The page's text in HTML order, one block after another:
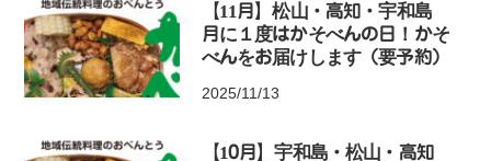
【11月】松山・高知・宇和島
月に１度はかそべんの日！かそ
べんをお届けします（要予約）
2025/11/13
【10月】宇和島・松山・高知